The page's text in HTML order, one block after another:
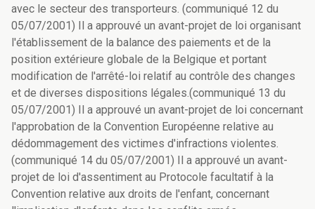
avec le secteur des transporteurs. (communiqué 12 du
05/07/2001) Il a approuvé un avant-projet de loi organisant
l'établissement de la balance des paiements et de la
position extérieure globale de la Belgique et portant
modification de l'arrêté-loi relatif au contrôle des changes
et de diverses dispositions légales.(communiqué 13 du
05/07/2001) Il a approuvé un avant-projet de loi concernant
l'approbation de la Convention Européenne relative au
dédommagement des victimes d'infractions violentes.
(communiqué 14 du 05/07/2001) Il a approuvé un avant-
projet de loi d'assentiment au Protocole facultatif à la
Convention relative aux droits de l'enfant, concernant